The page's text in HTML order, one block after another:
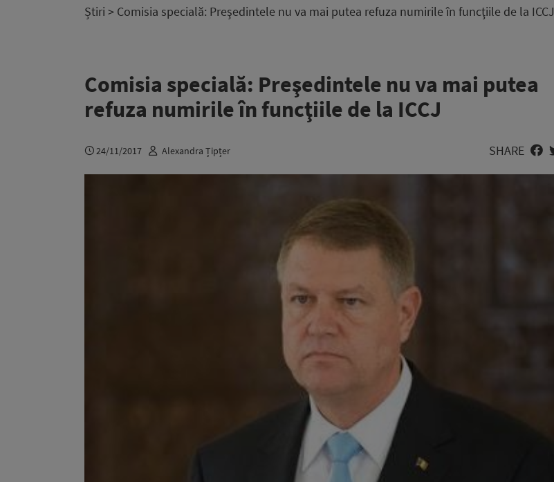
Știri > Comisia specială: Preşedintele nu va mai putea refuza numirile în funcţiile de la ICCJ
Comisia specială: Preşedintele nu va mai putea
refuza numirile în funcţiile de la ICCJ
24/11/2017 Alexandra Țipțer SHARE